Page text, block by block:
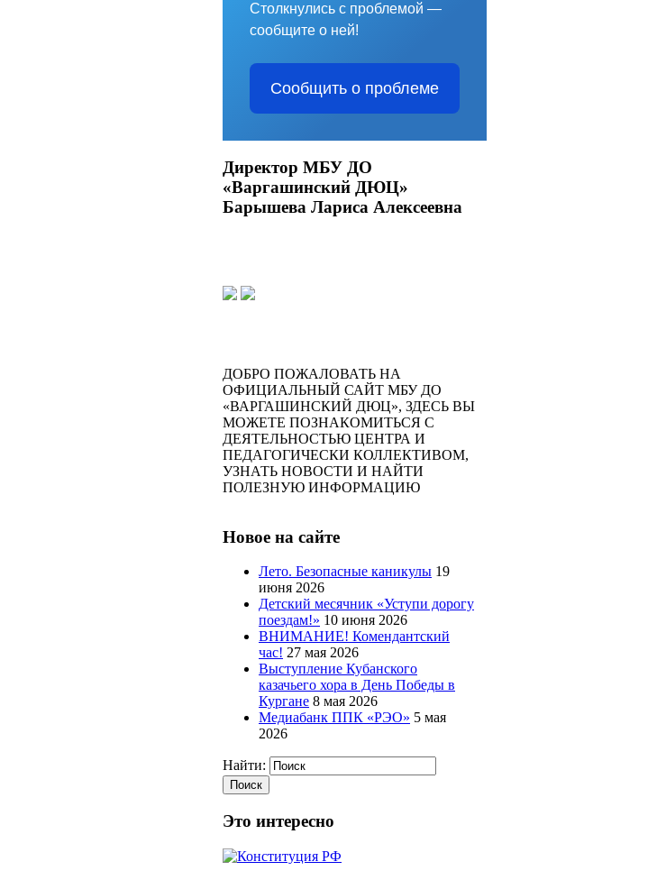
Столкнулись с проблемой —
сообщите о ней!
Сообщить о проблеме
Директор МБУ ДО
«Варгашинский ДЮЦ»
Барышева Лариса Алексеевна
ДОБРО ПОЖАЛОВАТЬ НА
ОФИЦИАЛЬНЫЙ САЙТ МБУ ДО
«ВАРГАШИНСКИЙ ДЮЦ», ЗДЕСЬ ВЫ
МОЖЕТЕ ПОЗНАКОМИТЬСЯ С
ДЕЯТЕЛЬНОСТЬЮ ЦЕНТРА И
ПЕДАГОГИЧЕСКИ КОЛЛЕКТИВОМ,
УЗНАТЬ НОВОСТИ И НАЙТИ
ПОЛЕЗНУЮ ИНФОРМАЦИЮ
Новое на сайте
Лето. Безопасные каникулы 19
июня 2026
Детский месячник «Уступи дорогу
поездам!» 10 июня 2026
ВНИМАНИЕ! Комендантский
час! 27 мая 2026
Выступление Кубанского
казачьего хора в День Победы в
Кургане 8 мая 2026
Медиабанк ППК «РЭО» 5 мая
2026
Найти:
Это интересно